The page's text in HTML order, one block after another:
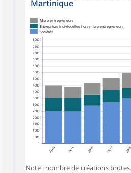
Martinique
0
500
1 000
1 500
2 000
2 500
3 000
3 500
4 000
4 500
5 000
5 500
6 000
6 500
7 000
7 500
8 000
2014 2015 2016 2017 2018
Sociétés
Entreprises individuelles hors micro-entrepreneurs
Micro-entrepreneurs
Note : nombre de créations brutes.